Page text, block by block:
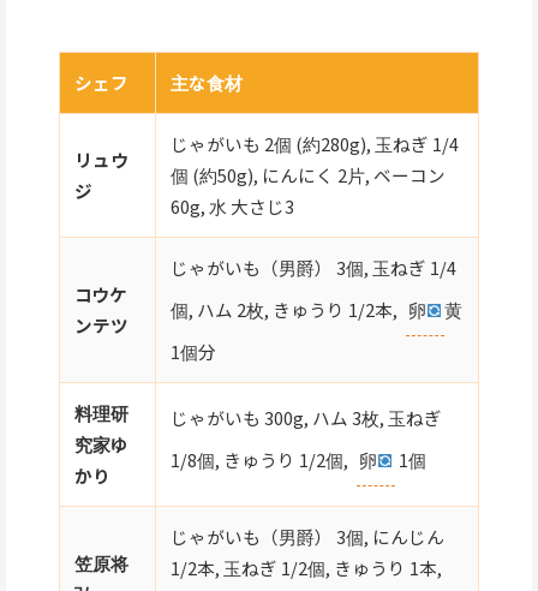
シェフ 主な食材
リュウ
ジ
じゃがいも 2個 (約280g), 玉ねぎ 1/4
個 (約50g), にんにく 2片, ベーコン
60g, 水 大さじ3
コウケ
ンテツ
じゃがいも（男爵） 3個, 玉ねぎ 1/4
個, ハム 2枚, きゅうり 1/2本, 卵
黄
1個分
料理研
究家ゆ
かり
じゃがいも 300g, ハム 3枚, 玉ねぎ
1/8個, きゅうり 1/2個, 卵 1個
笠原将
じゃがいも（男爵） 3個, にんじん
1/2本, 玉ねぎ 1/2個, きゅうり 1本,